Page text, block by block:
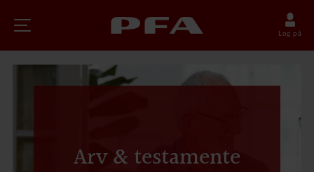
Log på
Arv & testamente